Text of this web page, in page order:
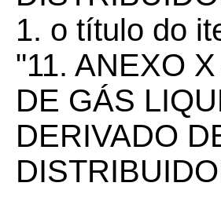
1. o título do
"11. ANEXO
DE GÁS
DERIVADO